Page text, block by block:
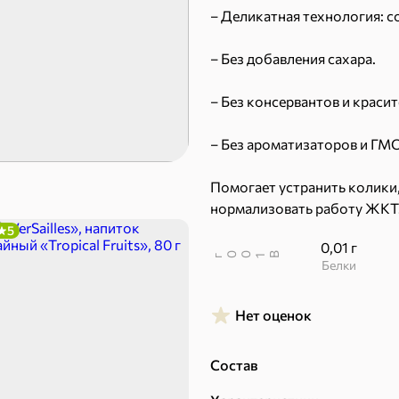
5
– Деликатная технология:
– Без добавления сахара.
– Без консервантов и
– Без ароматизаторов и
Помогает устранить
нормализовать работу ЖКТ.
В
1 00
г
0,01 г
Белки
Нет оценок
Состав
20 г 14,2 ₽
Печенье
Торты, рулеты, кексы Вафли
Пряники Круассаны